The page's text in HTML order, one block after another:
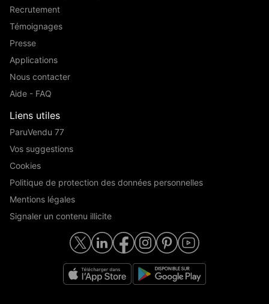
Recrutement
Témoignages
Presse
Applications
Nous contacter
Aide - FAQ
Liens utiles
ParuVendu 77
Vos suggestions
Cookies
Politique de protection des données personnelles
Mentions légales
Signaler un contenu illicite